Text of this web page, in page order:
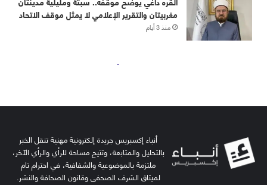
أنباء إكسبريس جريدة إلكترونية مهنية تنقل الخبر
بالتحليل والمتابعة، وتتيح مساحة للرأي والرأي الآخر،
ملتزمة بالموضوعية والشفافية، في احترام تام
لميثاق الشرف الصحفي وقانون الصحافة والنشر.